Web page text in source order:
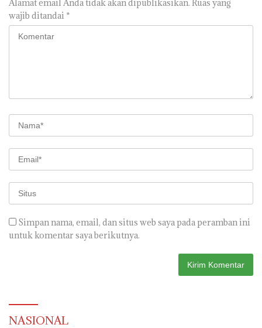
Alamat email Anda tidak akan dipublikasikan. Ruas yang
wajib ditandai *
Simpan nama, email, dan situs web saya pada peramban ini
untuk komentar saya berikutnya.
NASIONAL